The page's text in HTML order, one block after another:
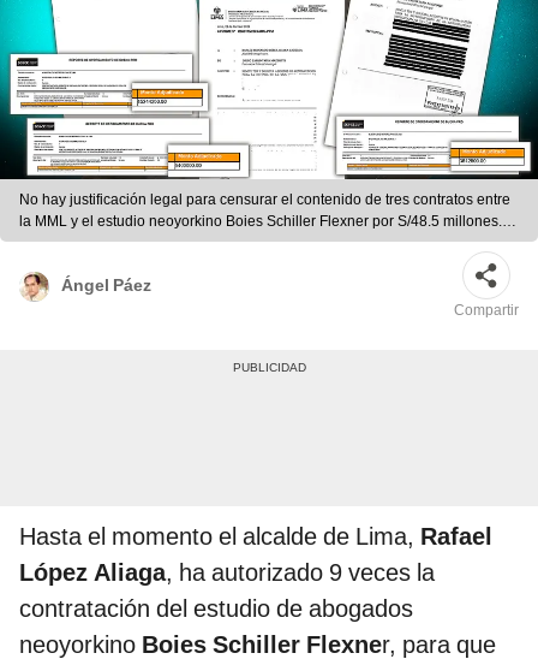
No hay justificación legal para censurar el contenido de tres contratos entre
la MML y el estudio neoyorkino Boies Schiller Flexner por S/48.5 millones.
Foto: composición LR/Ricardo Cervera | Rafael López Aliaga | RLA |
Municipalidad de Lima | MML | Boies Schiller Flexner LLP | Rutas de Lima
Ángel Páez
Compartir
Hasta el momento el alcalde de Lima, Rafael
López Aliaga, ha autorizado 9 veces la
contratación del estudio de abogados
neoyorkino Boies Schiller Flexner, para que